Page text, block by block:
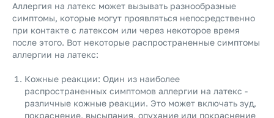
Аллергия на латекс может вызывать разнообразные
симптомы, которые могут проявляться непосредственно
при контакте с латексом или через некоторое время
после этого. Вот некоторые распространенные симптомы
аллергии на латекс:
Кожные реакции: Один из наиболее
распространенных симптомов аллергии на латекс -
различные кожные реакции. Это может включать зуд,
покраснение, высыпания, опухание или покраснение